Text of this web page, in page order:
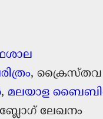
,
, മലയാള ബൈബിൾ
ലേഖനം